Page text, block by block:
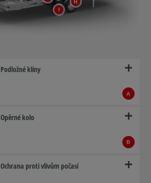
H
Podložné klíny
A
Opěrné kolo
B
Ochrana proti vlivům počasí